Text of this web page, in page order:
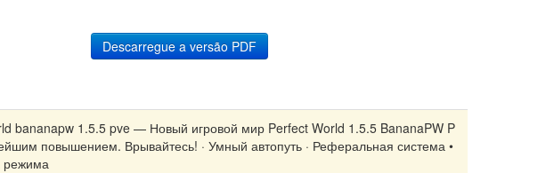
Descarregue a versão PDF
bananapw 1.5.5 pve — Новый игровой мир Perfect World 1.5.5 BananaPW P
повышением. Врывайтесь! · Умный автопуть · Реферальная система •
режима